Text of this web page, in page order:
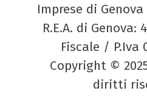
Imprese di Genova
R.E.A. di Genova:
Fiscale / P.Iva
Copyright ©
diritti